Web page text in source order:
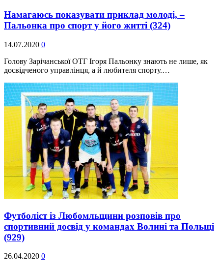
Намагаюсь показувати приклад молоді, –
Пальонка про спорт у його житті (324)
14.07.2020 0
Голову Зарічанської ОТГ Ігоря Пальонку знають не лише, як
досвідченого управлінця, а й любителя спорту.…
Футболіст із Любомльщини розповів про
спортивний досвід у командах Волині та Польщі
(929)
26.04.2020 0